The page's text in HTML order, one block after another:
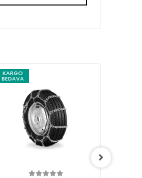
KARGO
BEDAVA